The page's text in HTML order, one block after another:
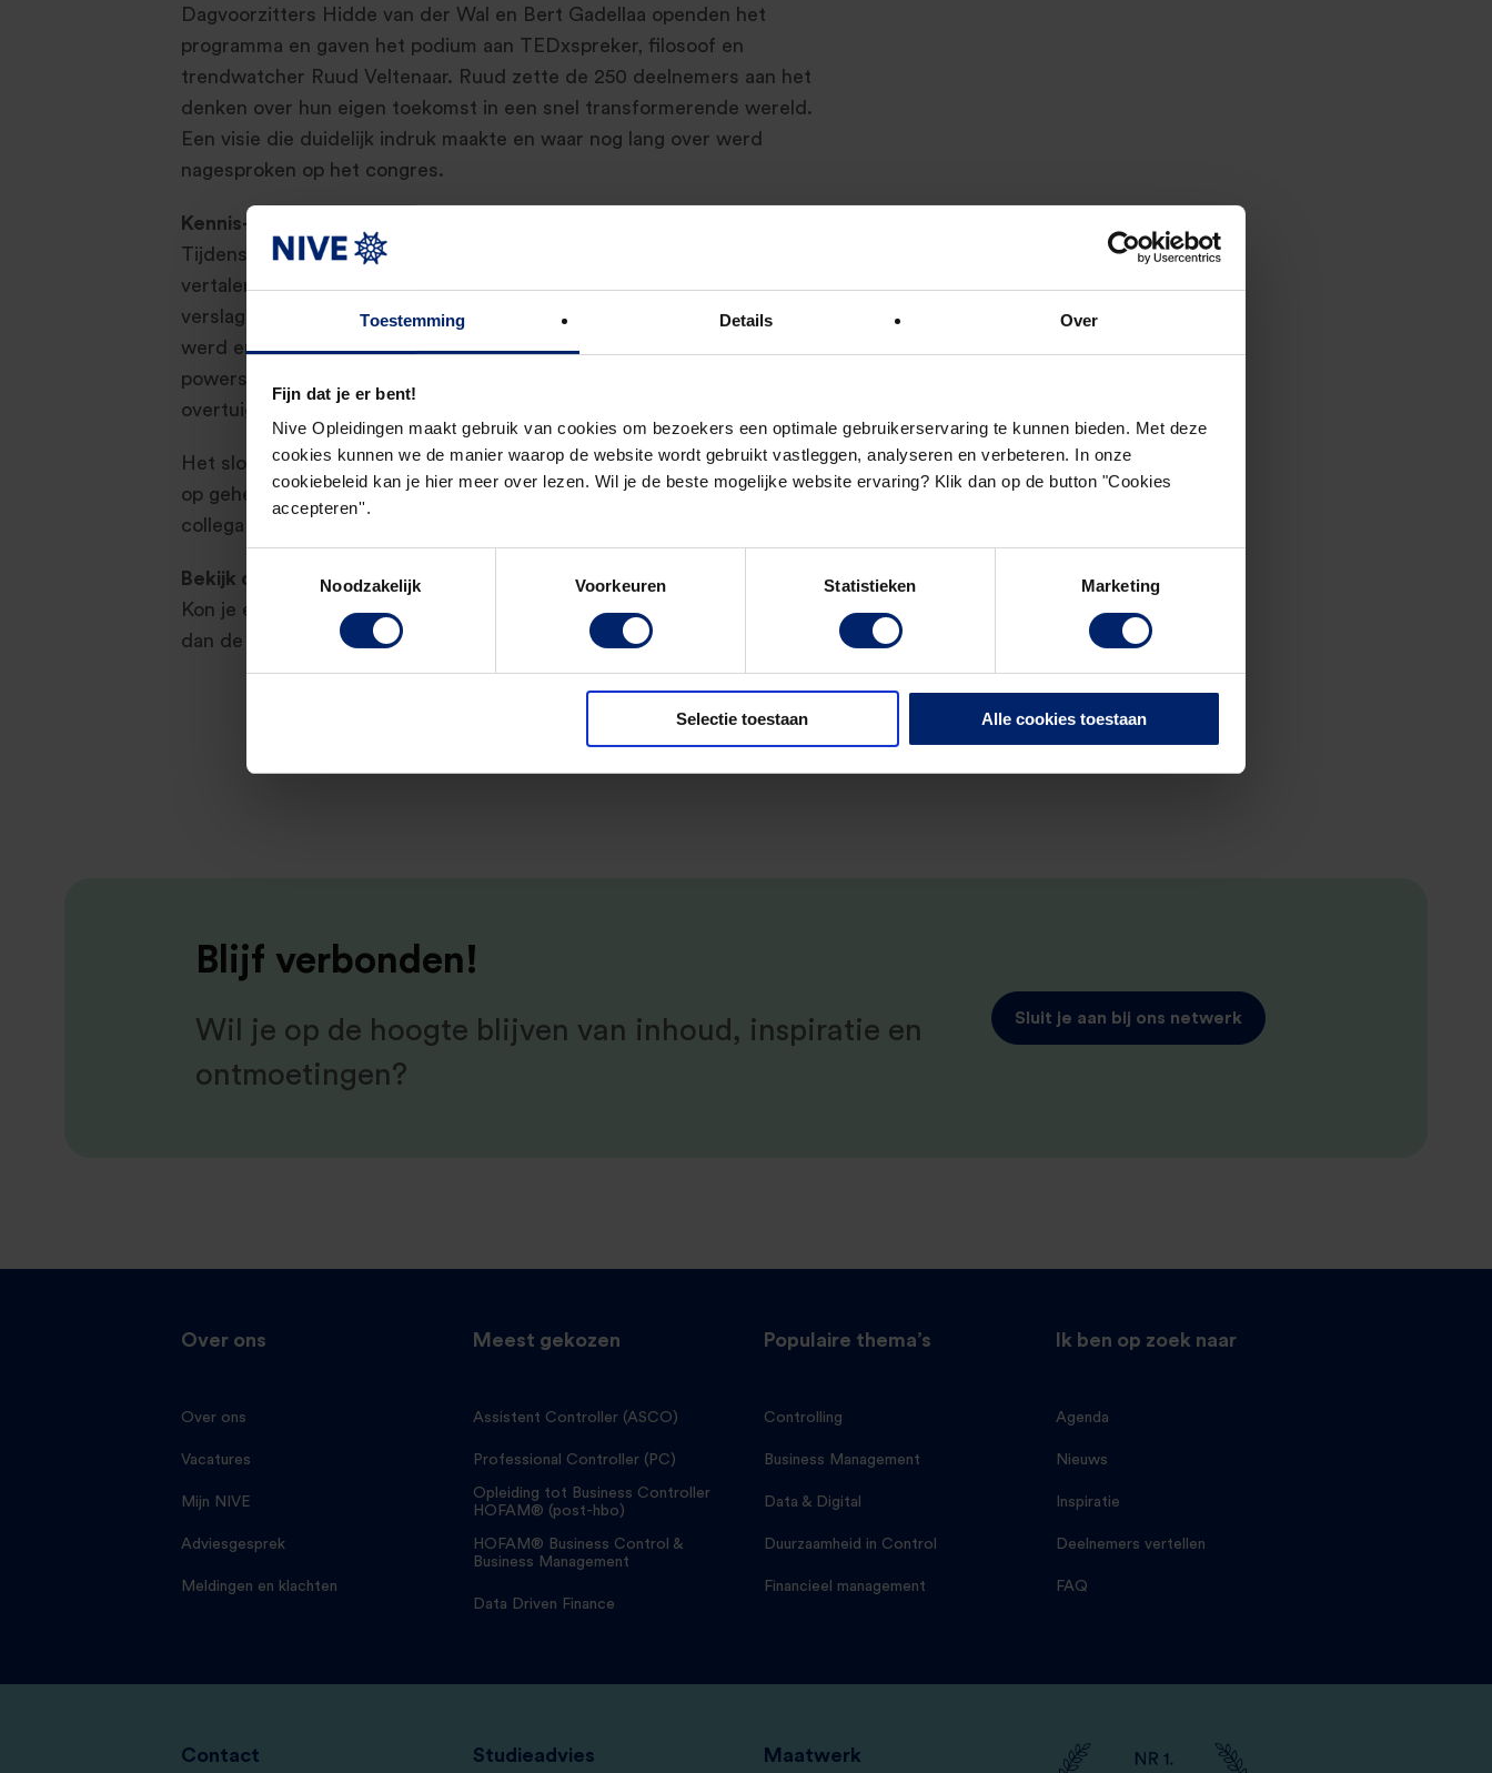
Toestemming Details Over
Fijn dat je er bent!
Nive Opleidingen maakt gebruik van cookies om bezoekers een optimale gebruikerservaring te kunnen bieden. Met deze
cookies kunnen we de manier waarop de website wordt gebruikt vastleggen, analyseren en verbeteren. In onze
cookiebeleid kan je hier meer over lezen. Wil je de beste mogelijke website ervaring? Klik dan op de button "Cookies
accepteren''.
Noodzakelijk
Voorkeuren Statistieken Marketing
Selectie toestaan Alle cookies toestaan
Dagvoorzitters Hidde van der Wal en Bert Gadellaa openden het
programma en gaven het podium aan TEDxspreker, filosoof en
trendwatcher Ruud Veltenaar. Ruud zette de 250 deelnemers aan het
denken over hun eigen toekomst in een snel transformerende wereld.
Een visie die duidelijk indruk maakte en waar nog lang over werd
nagesproken op het congres.
Kennis- en powersessies
Tijdens de 13 break-out sessies kon iedereen de opgedane inzichten
vertalen naar hun eigen rol als controller. Met sessies als creatieve
verslaglegging, Triple C Cyber Crime Control en de 3
digitale revolutie
werd er dieper ingegaan op specifieke vakkennis. Tijdens de
powersessies kon men concreet aan de slag met vaardigheden als ‘hoe
overtuig ik in 1 minuut, geef ik betere adviezen en zeg ik wat vaker nee’.
Het slotpodium was voor cabaretiers Urgert & Van Deudekom. Zij gaven
op geheel eigen wijze invulling aan hoe je succesvoller wordt dan je
collega! Een mooie afsluiting van een geslaagde en ispirerende dag!
Bekijk de foto’s!
Kon je er niet bij zijn, maar toch een indruk krijgen van de sfeer? Bekijk
dan de
Blijf verbonden!
Wil je op de hoogte blijven van inhoud, inspiratie en
ontmoetingen?
Sluit je aan bij ons netwerk
Over ons
Over ons
Vacatures
Mijn NIVE
Adviesgesprek
Meldingen en klachten
Meest gekozen
Assistent Controller (ASCO)
Professional Controller (PC)
Opleiding tot Business Controller
HOFAM® (post-hbo)
HOFAM® Business Control &
Business Management
Data Driven Finance
Populaire thema’s
Controlling
Business Management
Data & Digital
Duurzaamheid in Control
Financieel management
Ik ben op zoek naar
Agenda
Nieuws
Inspiratie
Deelnemers vertellen
FAQ
Contact Studieadvies Maatwerk